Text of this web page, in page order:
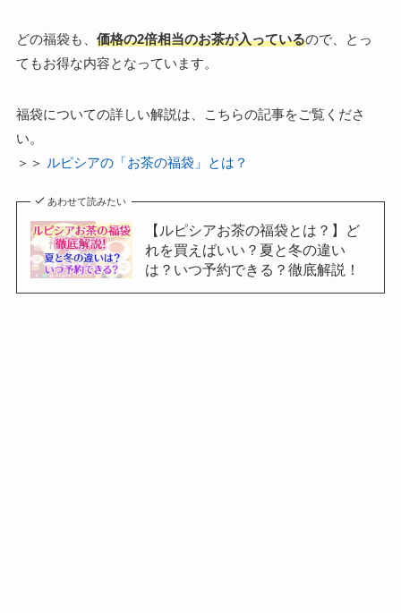
どの福袋も、 価格の2倍相当のお茶が入っているので、とっ
てもお得な内容となっています。
福袋についての詳しい解説は、こちらの記事をご覧くださ
い。
＞＞ ルピシアの「お茶の福袋」とは？
あわせて読みたい
【ルピシアお茶の福袋とは？】ど
れを買えばいい？夏と冬の違い
は？いつ予約できる？徹底解説！